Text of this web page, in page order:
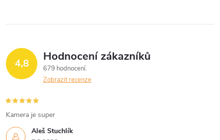
4,8 Hodnocení zákazníků
679 hodnocení
Zobrazit recenze
Aleš Stuchlík
Kamera je super